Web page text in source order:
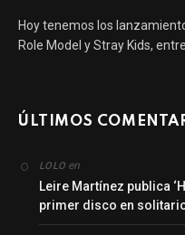
Hoy tenemos los
Role Model y Stray Kids,
ÚLTIMOS
LOLO en
Leire Martínez publica
primer disco en